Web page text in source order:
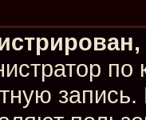
по